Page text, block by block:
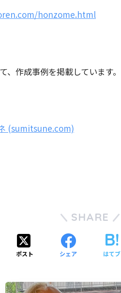
honzome.html
、作成事例を掲載しています。
(sumitsune.com)
SHARE
ポスト シェア はてブ